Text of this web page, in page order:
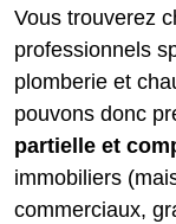
Vous trouverez
professionnels
plomberie et
pouvons donc
partielle et
immobiliers
commerciaux,